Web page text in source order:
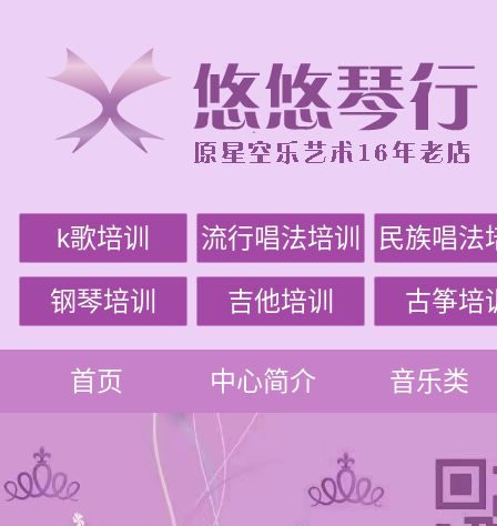
k歌培训 流行唱法培训 民族唱法
钢琴培训 吉他培训 古筝培
首页 中心简介 音乐类